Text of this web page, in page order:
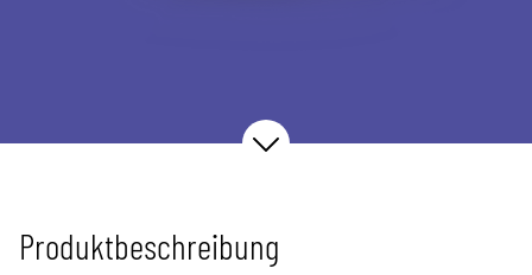
Produktbeschreibung